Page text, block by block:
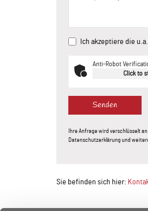
Ich akzeptiere die
Anti-Robot
Click to
Senden
Ihre Anfrage wird verschlüsselt
Datenschutzerklärung und
Sie befinden sich hier: